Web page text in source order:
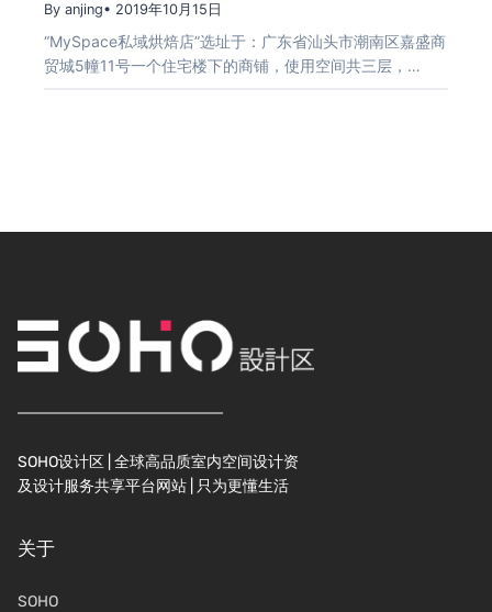
By anjing• 2019年10月15日
“MySpace私域烘焙店”选址于：广东省汕头市潮南区嘉盛商
贸城5幢11号一个住宅楼下的商铺，使用空间共三层，…
SOHO设计区 | 全球高品质室内空间设计资
及设计服务共享平台网站 | 只为更懂生活
关于
SOHO